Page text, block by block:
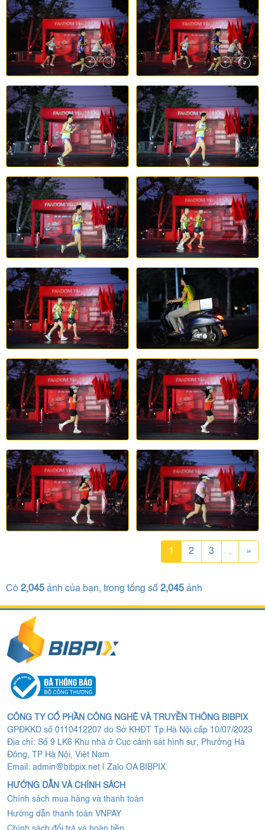
1 2 3 . »
Có 2,045 ảnh của bạn, trong tổng số 2,045 ảnh
CÔNG TY CỔ PHẦN CÔNG NGHỆ VÀ TRUYỀN THÔNG BIBPIX
GPĐKKD số 0110412207 do Sở KHĐT Tp.Hà Nội cấp 10/07/2023
Địa chỉ: Số 9 LK6 Khu nhà ở Cục cảnh sát hình sự, Phường Hà
Đông, TP Hà Nội, Việt Nam
Email: admin@bibpix.net Zalo OA BIBPIX
HƯỚNG DẪN VÀ CHÍNH SÁCH
Chính sách mua hàng và thanh toán
Hướng dẫn thanh toán VNPAY